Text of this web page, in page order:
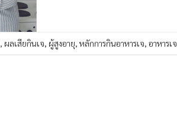
, ผลเสียกินเจ, ผู้สูงอายุ, หลักการกินอาหารเจ, อาหารเจ